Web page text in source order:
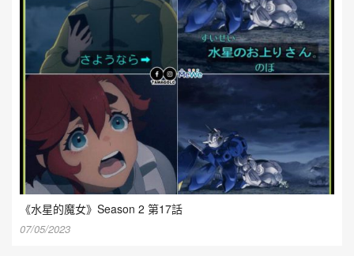
《水星的魔女》Season 2 第17話
07/05/2023